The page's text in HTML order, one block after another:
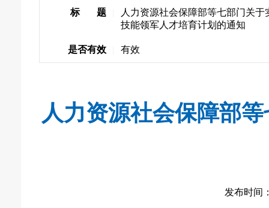
标 题
人力资源社会保障部等七部门关于
技能领军人才培育计划的通知
是否有效 有效
人力资源社会保障部
发布时间